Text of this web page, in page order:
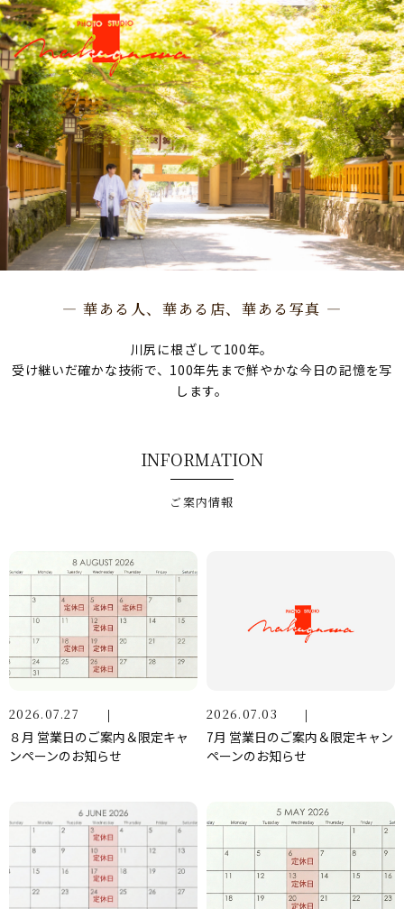
― 華ある人、華ある店、華ある写真 ―
川尻に根ざして100年。
受け継いだ確かな技術で、100年先まで鮮やかな今日の記憶を写
します。
INFORMATION
ご案内情報
2026.07.27
８月 営業日のご案内＆限定キャ
ンペーンのお知らせ
2026.07.03
7月 営業日のご案内＆限定キャン
ペーンのお知らせ